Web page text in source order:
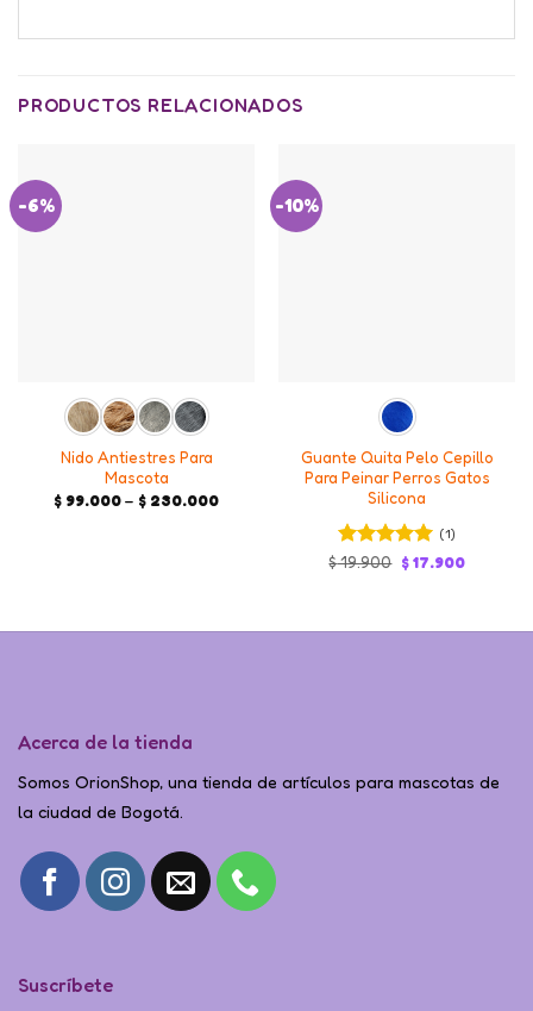
PRODUCTOS RELACIONADOS
-6%
Nido Antiestres Para
Mascota
$ 99.000– $ 230.000Price
-10%
Guante Quita Pelo Cepillo
Para Peinar Perros Gatos
Silicona
Valorado en
(1)
$19.900 Original
price
$17.900Current
Acerca de la tienda
Somos OrionShop, una tienda de artículos para mascotas de
la ciudad de Bogotá.
Suscríbete